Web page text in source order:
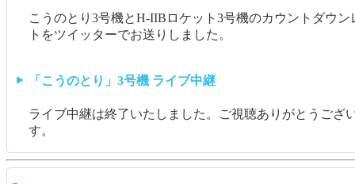
こうのとり3号機とH-IIBロケット3号機のカウントダウン
トをツイッターでお送りしました。
「こうのとり」3号機 ライブ中継
ライブ中継は終了いたしました。ご視聴ありがとうござ
す。